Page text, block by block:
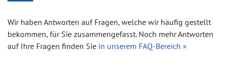
Wir haben Antworten auf Fragen, welche wir häufig gestellt
bekommen, für Sie zusammengefasst. Noch mehr Antworten
auf Ihre Fragen finden Sie in unserem FAQ-Bereich »